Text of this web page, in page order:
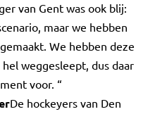
van Gent was ook blij:
maar we hebben
We hebben deze
weggesleept, dus daar
voor. “
De hockeyers van Den